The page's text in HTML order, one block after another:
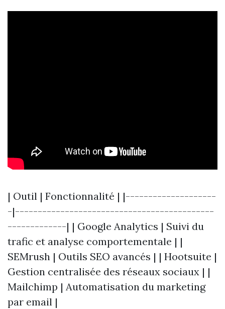
| Outil | Fonctionnalité | |--------------------
-|--------------------------------------------
-------------| | Google Analytics | Suivi du
trafic et analyse comportementale | |
SEMrush | Outils SEO avancés | | Hootsuite |
Gestion centralisée des réseaux sociaux | |
Mailchimp | Automatisation du marketing
par email |